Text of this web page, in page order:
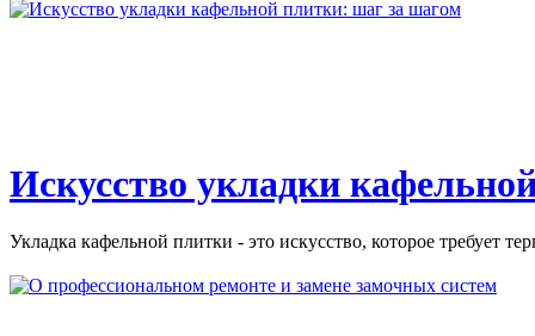
Искусство укладки
Укладка кафельной плитки - это искусство, которое требует